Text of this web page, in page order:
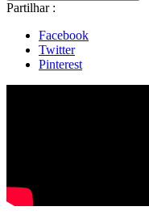
Partilhar :
Facebook
Twitter
Pinterest